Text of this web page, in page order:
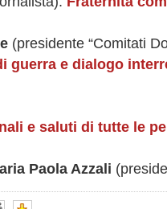
(presidente “Comitati
guerra e dialogo
e saluti di tutte le
Paola Azzali